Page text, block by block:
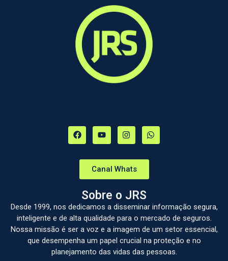
Canal Whats
Sobre o JRS
Desde 1999, nos dedicamos a disseminar informação segura,
inteligente e de alta qualidade para o mercado de seguros.
Nossa missão é ser a voz e a imagem de um setor essencial,
que desempenha um papel crucial na proteção e no
planejamento das vidas das pessoas.